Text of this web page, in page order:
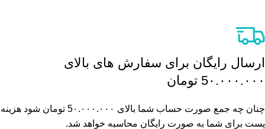
ارسال رایگان برای سفارش های بالای
5٠.٠٠٠.٠٠٠ تومان
چنان چه جمع صورت حساب شما بالای 5٠.٠٠٠.٠٠٠ تومان شود هزینه
پست برای شما به صورت رایگان محاسبه خواهد شد.